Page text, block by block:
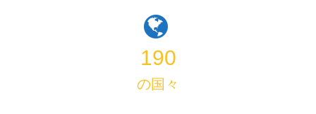
190
の国々